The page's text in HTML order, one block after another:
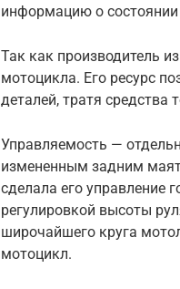
информацию о
Так как производитель
мотоцикла. Его ресурс
деталей, тратя средства
Управляемость —
измененным задним
сделала его управление
регулировкой высоты
широчайшего круга
мотоцикл.